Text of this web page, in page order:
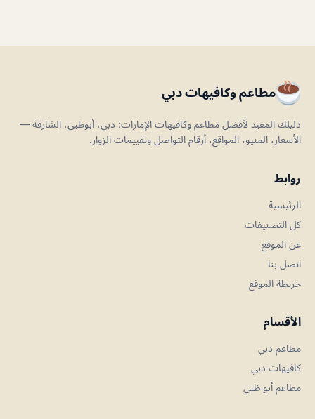
مطاعم وكافيهات دبي
دليلك المفيد لأفضل مطاعم وكافيهات الإمارات: دبي، أبوظبي، الشارقة —
الأسعار، المنيو، المواقع، أرقام التواصل وتقييمات الزوار.
روابط
الرئيسية
كل التصنيفات
عن الموقع
اتصل بنا
خريطة الموقع
الأقسام
مطاعم دبي
كافيهات دبي
مطاعم أبو ظبي